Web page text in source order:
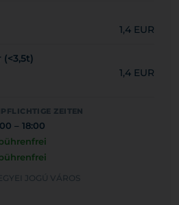
1,4 EUR
1,4 EUR
ZEITEN
– 18:00
JOGÚ VÁROS